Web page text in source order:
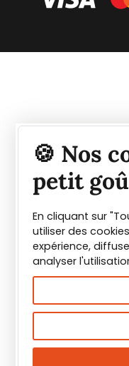
🍪 Nos
petit
En cliquant sur
utiliser des
expérience,
analyser
Tout
épices
Inscrivez
épices de
pour vous